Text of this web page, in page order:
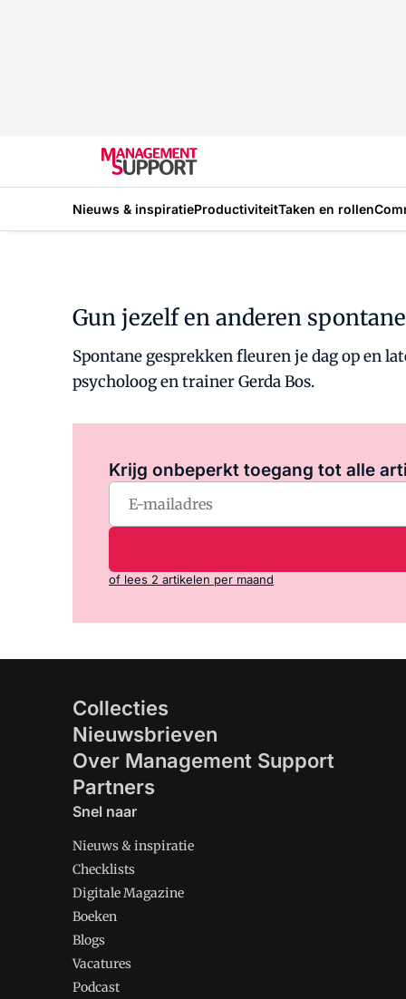
Nieuws & inspiratieProductiviteitTaken en rollen
Gun jezelf en anderen
Spontane gesprekken fleuren je dag op en
psycholoog en trainer Gerda Bos.
Krijg onbeperkt toegang tot alle
of lees 2 artikelen per maand
Collecties
Nieuwsbrieven
Over Management Support
Partners
Snel naar
Nieuws & inspiratie
Checklists
Digitale Magazine
Boeken
Blogs
Vacatures
Podcast